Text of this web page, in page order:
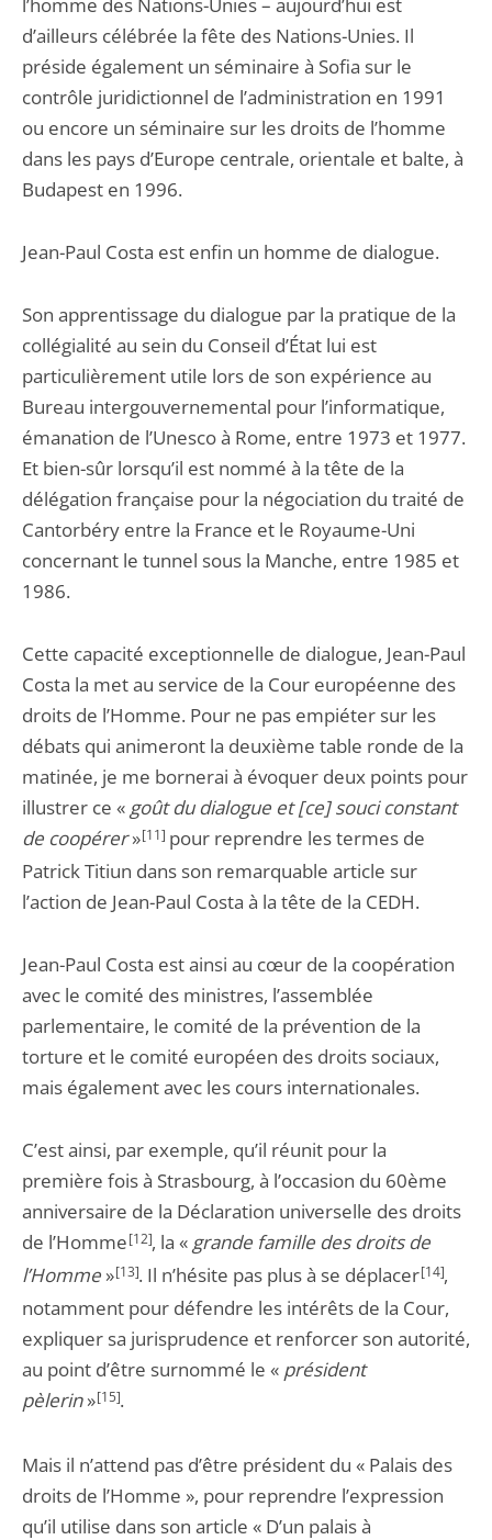
d’ailleurs célébrée la fête des Nations-Unies. Il
préside également un séminaire à Sofia sur le
contrôle juridictionnel de l’administration en 1991
ou encore un séminaire sur les droits de l’homme
dans les pays d’Europe centrale, orientale et balte, à
Budapest en 1996.
Jean-Paul Costa est enfin un homme de dialogue.
Son apprentissage du dialogue par la pratique de la
collégialité au sein du Conseil d’État lui est
particulièrement utile lors de son expérience au
Bureau intergouvernemental pour l’informatique,
émanation de l’Unesco à Rome, entre 1973 et 1977.
Et bien-sûr lorsqu’il est nommé à la tête de la
délégation française pour la négociation du traité de
Cantorbéry entre la France et le Royaume-Uni
concernant le tunnel sous la Manche, entre 1985 et
1986.
Cette capacité exceptionnelle de dialogue, Jean-Paul
Costa la met au service de la Cour européenne des
droits de l’Homme. Pour ne pas empiéter sur les
débats qui animeront la deuxième table ronde de la
matinée, je me bornerai à évoquer deux points pour
illustrer ce « goût du dialogue et [ce] souci constant
de coopérer»[11] pour reprendre les termes de
Patrick Titiun dans son remarquable article sur
l’action de Jean-Paul Costa à la tête de la CEDH.
Jean-Paul Costa est ainsi au cœur de la coopération
avec le comité des ministres, l’assemblée
parlementaire, le comité de la prévention de la
torture et le comité européen des droits sociaux,
mais également avec les cours internationales.
C’est ainsi, par exemple, qu’il réunit pour la
première fois à Strasbourg, à l’occasion du 60ème
anniversaire de la Déclaration universelle des droits
de l’Homme[12], la « grande famille des droits de
l’Homme »[13]. Il n’hésite pas plus à se déplacer[14],
notamment pour défendre les intérêts de la Cour,
expliquer sa jurisprudence et renforcer son autorité,
au point d’être surnommé le « président
pèlerin»[15].
Mais il n’attend pas d’être président du « Palais des
droits de l’Homme », pour reprendre l’expression
qu’il utilise dans son article « D’un palais à